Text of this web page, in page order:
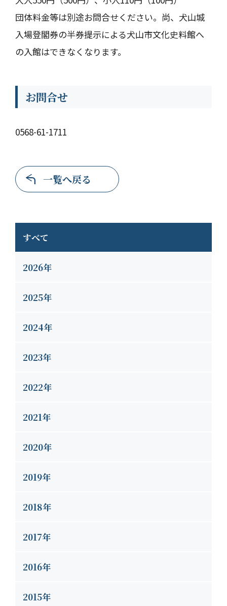
すべて
2026年
2025年
2024年
2023年
2022年
2021年
2020年
2019年
2018年
2017年
2016年
2015年
団体料金等は別途お問合せください。尚、犬山城
入場登閣券の半券提示による犬山市文化史料館へ
の入館はできなくなります。
お問合せ
0568-61-1711
一覧へ戻る